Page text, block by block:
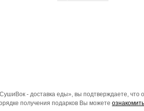
- доставка еды», вы подтверждаете, что
получения подарков Вы можете